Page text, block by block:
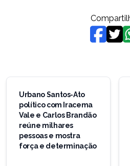
Navegação
Post
Urbano Santos-Ato
político com Iracema
Vale e Carlos Brandão
reúne milhares
pessoas e mostra
força e determinação